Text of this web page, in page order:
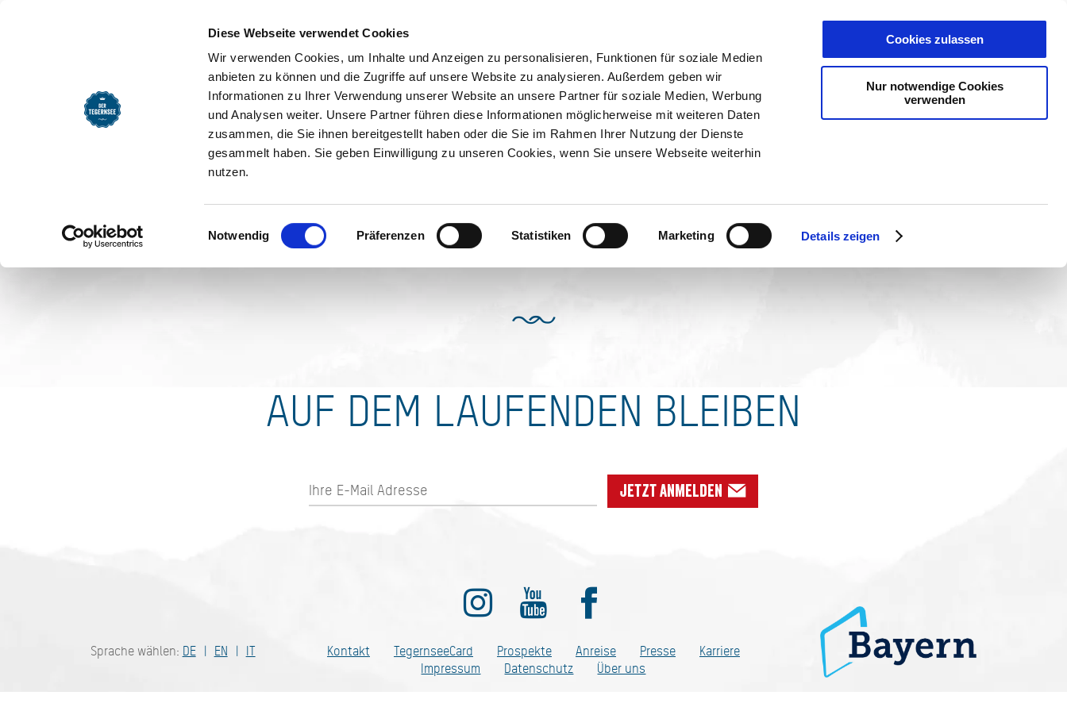
Diese Webseite verwendet Cookies
Wir verwenden Cookies, um Inhalte und Anzeigen zu personalisieren, Funktionen für soziale Medien
anbieten zu können und die Zugriffe auf unsere Website zu analysieren. Außerdem geben wir
Informationen zu Ihrer Verwendung unserer Website an unsere Partner für soziale Medien, Werbung
und Analysen weiter. Unsere Partner führen diese Informationen möglicherweise mit weiteren Daten
zusammen, die Sie ihnen bereitgestellt haben oder die Sie im Rahmen Ihrer Nutzung der Dienste
gesammelt haben. Sie geben Einwilligung zu unseren Cookies, wenn Sie unsere Webseite weiterhin
nutzen.
Einwilligungsauswahl
Notwendig Präferenzen Statistiken Marketing Details zeigen
Cookies zulassen
Nur notwendige Cookies
verwenden
Webcam Partner
Wir danken unseren Partnern für Installation, Betrieb und Wartung der Webcams:
foto-webcam.org
bayernwebcam.de
AUF DEM LAUFENDEN BLEIBEN
Jetzt anmelden
Sprache wählen: DE EN IT Kontakt TegernseeCard Prospekte Anreise Presse
Karriere
Impressum
Datenschutz Über uns
SEEMOMENTE INFOS REGION & ORTE
BUCHEN TICKET GUTSCHEINE
Suche abschicken